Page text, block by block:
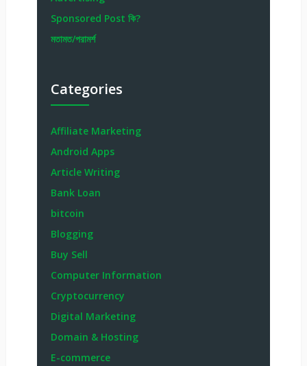
Sponsored Post কি?
মতামত/পরামর্শ
Categories
Affiliate Marketing
Android Apps
Article Writing
Bank Loan
bitcoin
Blogging
Buy Sell
Computer Information
Cryptocurrency
Digital Marketing
Domain & Hosting
E-commerce